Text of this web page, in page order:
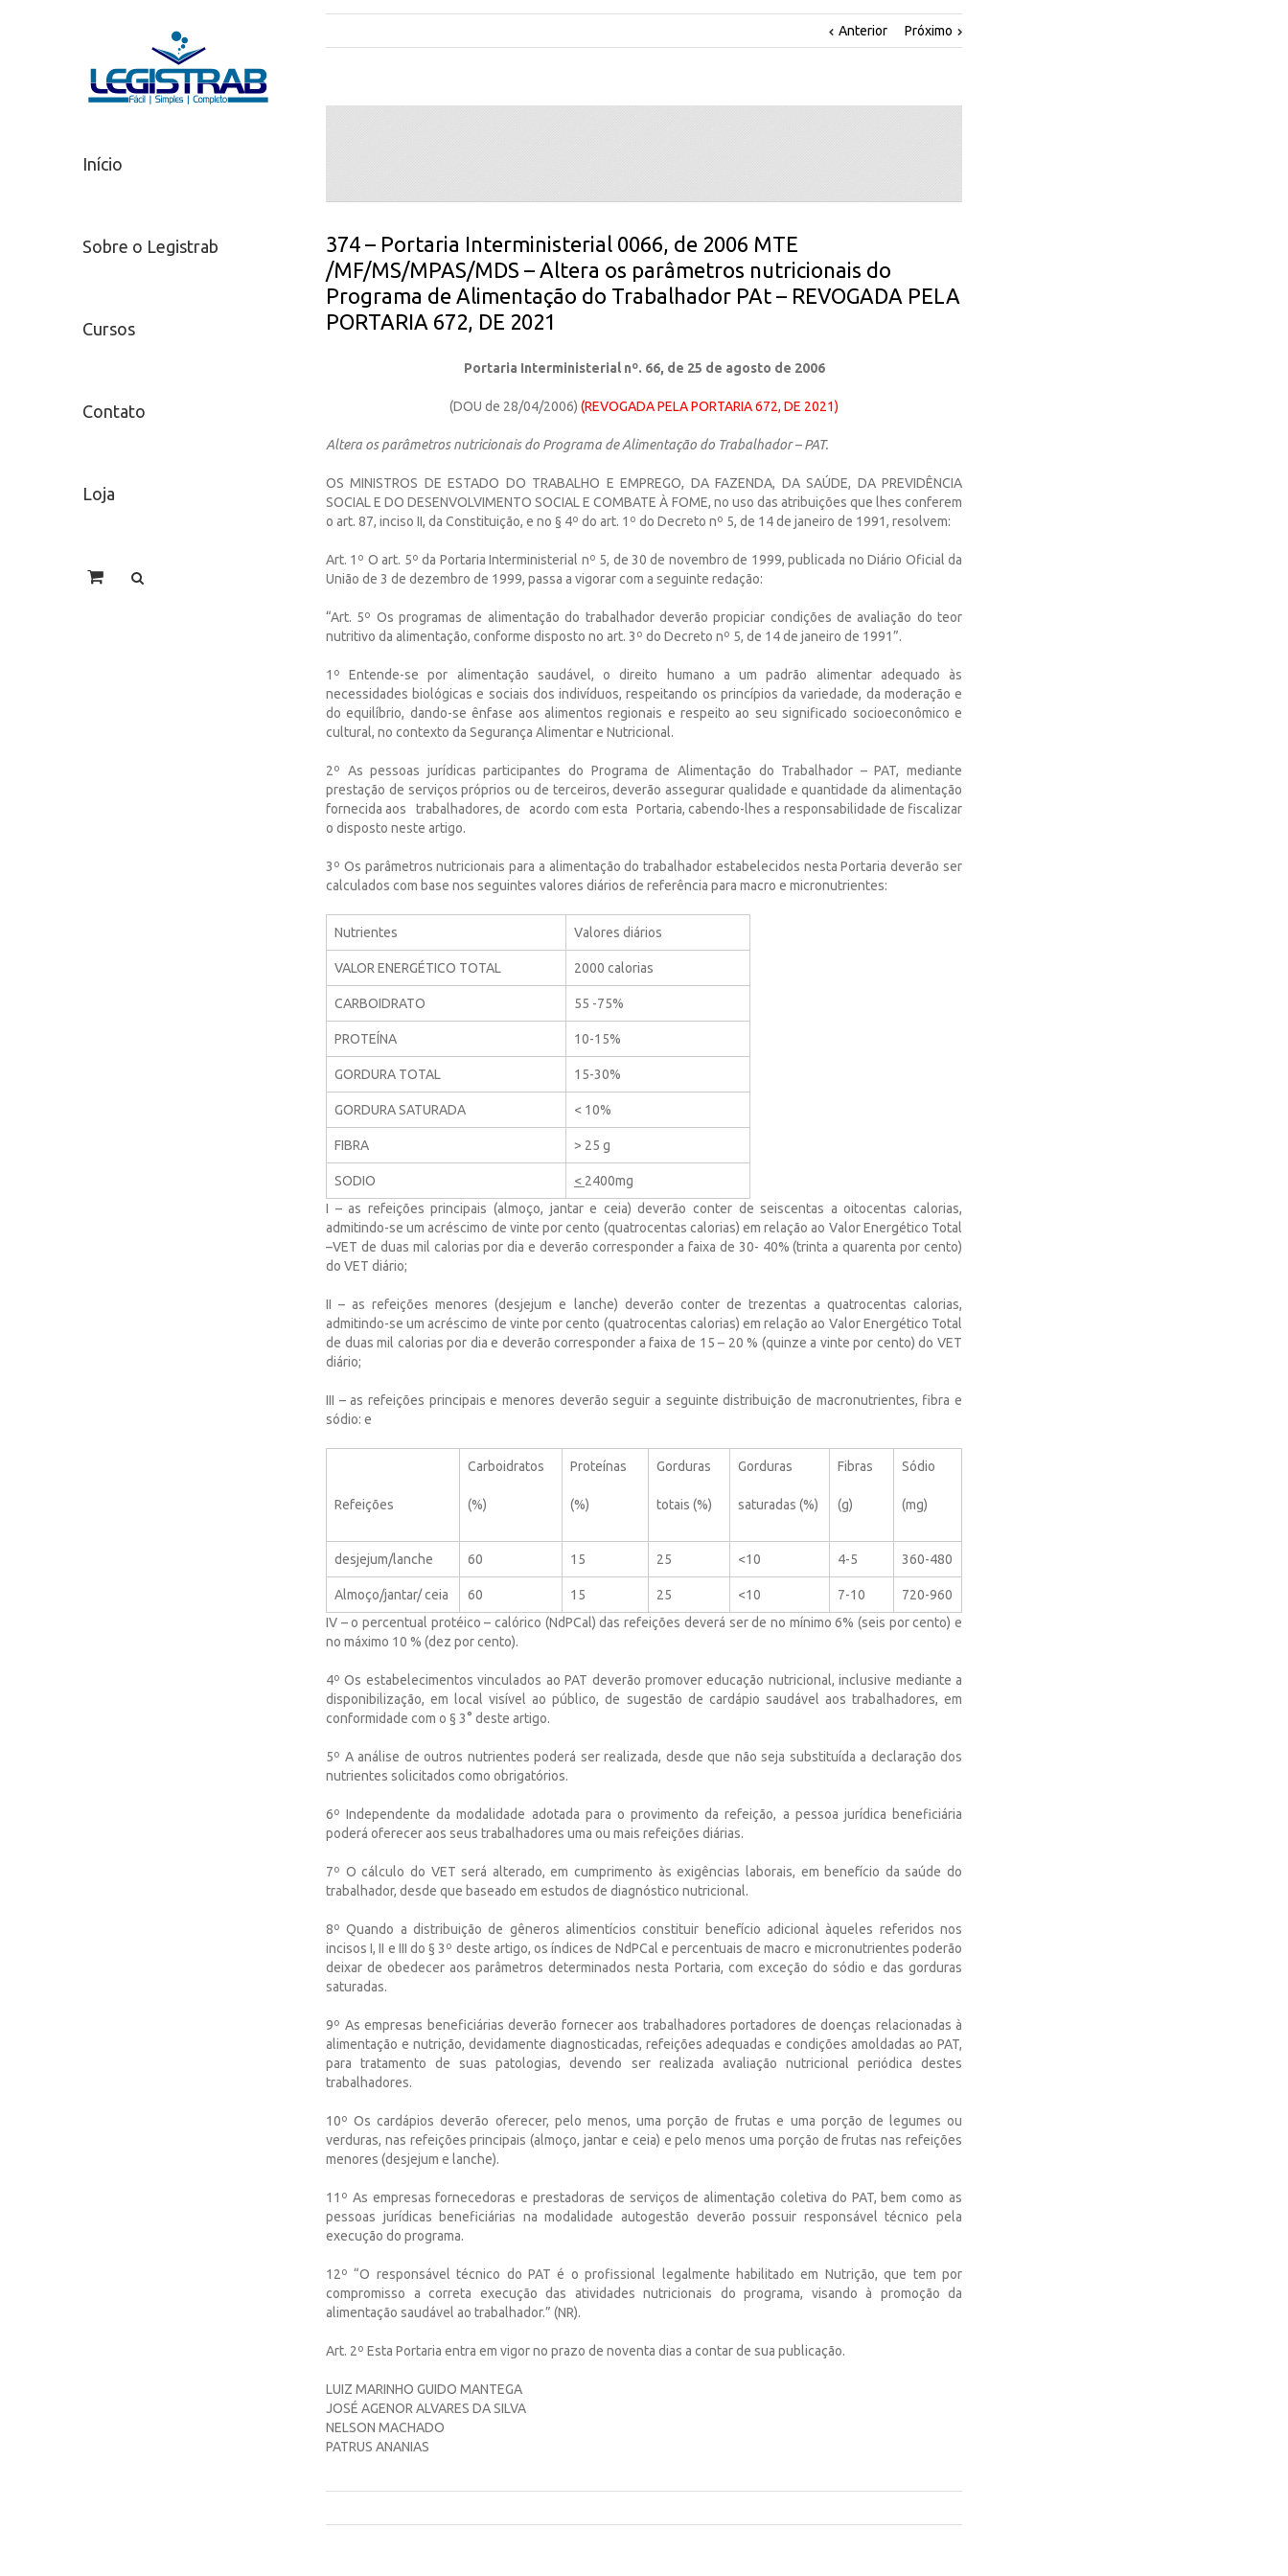
Início
Sobre o Legistrab
Cursos
Contato
Loja
Anterior Próximo
374 – Portaria Interministerial 0066, de 2006 MTE
/MF/MS/MPAS/MDS – Altera os parâmetros nutricionais do
Programa de Alimentação do Trabalhador PAt – REVOGADA PELA
PORTARIA 672, DE 2021
Portaria Interministerial nº. 66, de 25 de agosto de 2006
(DOU de 28/04/2006) (REVOGADA PELA PORTARIA 672, DE 2021)
Altera os parâmetros nutricionais do Programa de Alimentação do Trabalhador – PAT.
OS MINISTROS DE ESTADO DO TRABALHO E EMPREGO, DA FAZENDA, DA SAÚDE, DA PREVIDÊNCIA
SOCIAL E DO DESENVOLVIMENTO SOCIAL E COMBATE À FOME, no uso das atribuições que lhes conferem
o art. 87, inciso II, da Constituição, e no § 4º do art. 1º do Decreto nº 5, de 14 de janeiro de 1991, resolvem:
Art. 1º O art. 5º da Portaria Interministerial nº 5, de 30 de novembro de 1999, publicada no Diário Oficial da
União de 3 de dezembro de 1999, passa a vigorar com a seguinte redação:
“Art. 5º Os programas de alimentação do trabalhador deverão propiciar condições de avaliação do teor
nutritivo da alimentação, conforme disposto no art. 3º do Decreto nº 5, de 14 de janeiro de 1991”.
1º Entende-se por alimentação saudável, o direito humano a um padrão alimentar adequado às
necessidades biológicas e sociais dos indivíduos, respeitando os princípios da variedade, da moderação e
do equilíbrio, dando-se ênfase aos alimentos regionais e respeito ao seu significado socioeconômico e
cultural, no contexto da Segurança Alimentar e Nutricional.
2º As pessoas jurídicas participantes do Programa de Alimentação do Trabalhador – PAT, mediante
prestação de serviços próprios ou de terceiros, deverão assegurar qualidade e quantidade da alimentação
fornecida aos trabalhadores, de acordo com esta Portaria, cabendo-lhes a responsabilidade de fiscalizar
o disposto neste artigo.
3º Os parâmetros nutricionais para a alimentação do trabalhador estabelecidos nesta Portaria deverão ser
calculados com base nos seguintes valores diários de referência para macro e micronutrientes:
Nutrientes Valores diários
VALOR ENERGÉTICO TOTAL 2000 calorias
CARBOIDRATO 55 -75%
PROTEÍNA 10-15%
GORDURA TOTAL 15-30%
GORDURA SATURADA < 10%
FIBRA > 25 g
SODIO < 2400mg
I – as refeições principais (almoço, jantar e ceia) deverão conter de seiscentas a oitocentas calorias,
admitindo-se um acréscimo de vinte por cento (quatrocentas calorias) em relação ao Valor Energético Total
–VET de duas mil calorias por dia e deverão corresponder a faixa de 30- 40% (trinta a quarenta por cento)
do VET diário;
II – as refeições menores (desjejum e lanche) deverão conter de trezentas a quatrocentas calorias,
admitindo-se um acréscimo de vinte por cento (quatrocentas calorias) em relação ao Valor Energético Total
de duas mil calorias por dia e deverão corresponder a faixa de 15 – 20 % (quinze a vinte por cento) do VET
diário;
III – as refeições principais e menores deverão seguir a seguinte distribuição de macronutrientes, fibra e
sódio: e
Refeições
Carboidratos
(%)
Proteínas
(%)
Gorduras
totais (%)
Gorduras
saturadas (%)
Fibras
(g)
Sódio
(mg)
desjejum/lanche 60 15 25 <10 4-5 360-480
Almoço/jantar/ ceia 60 15 25 <10 7-10
720-960
IV – o percentual protéico – calórico (NdPCal) das refeições deverá ser de no mínimo 6% (seis por cento) e
no máximo 10 % (dez por cento).
4º Os estabelecimentos vinculados ao PAT deverão promover educação nutricional, inclusive mediante a
disponibilização, em local visível ao público, de sugestão de cardápio saudável aos trabalhadores, em
conformidade com o § 3° deste artigo.
5º A análise de outros nutrientes poderá ser realizada, desde que não seja substituída a declaração dos
nutrientes solicitados como obrigatórios.
6º Independente da modalidade adotada para o provimento da refeição, a pessoa jurídica beneficiária
poderá oferecer aos seus trabalhadores uma ou mais refeições diárias.
7º O cálculo do VET será alterado, em cumprimento às exigências laborais, em benefício da saúde do
trabalhador, desde que baseado em estudos de diagnóstico nutricional.
8º Quando a distribuição de gêneros alimentícios constituir benefício adicional àqueles referidos nos
incisos I, II e III do § 3º deste artigo, os índices de NdPCal e percentuais de macro e micronutrientes poderão
deixar de obedecer aos parâmetros determinados nesta Portaria, com exceção do sódio e das gorduras
saturadas.
9º As empresas beneficiárias deverão fornecer aos trabalhadores portadores de doenças relacionadas à
alimentação e nutrição, devidamente diagnosticadas, refeições adequadas e condições amoldadas ao PAT,
para tratamento de suas patologias, devendo ser realizada avaliação nutricional periódica destes
trabalhadores.
10º Os cardápios deverão oferecer, pelo menos, uma porção de frutas e uma porção de legumes ou
verduras, nas refeições principais (almoço, jantar e ceia) e pelo menos uma porção de frutas nas refeições
menores (desjejum e lanche).
11º As empresas fornecedoras e prestadoras de serviços de alimentação coletiva do PAT, bem como as
pessoas jurídicas beneficiárias na modalidade autogestão deverão possuir responsável técnico pela
execução do programa.
12º “O responsável técnico do PAT é o profissional legalmente habilitado em Nutrição, que tem por
compromisso a correta execução das atividades nutricionais do programa, visando à promoção da
alimentação saudável ao trabalhador.” (NR).
Art. 2º Esta Portaria entra em vigor no prazo de noventa dias a contar de sua publicação.
LUIZ MARINHO GUIDO MANTEGA
JOSÉ AGENOR ALVARES DA SILVA
NELSON MACHADO
PATRUS ANANIAS